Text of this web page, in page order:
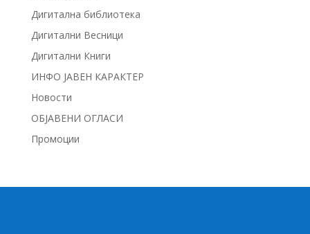
Дигитална библиотека
Дигитални Весници
Дигитални Книги
ИНФО ЈАВЕН КАРАКТЕР
Новости
ОБЈАВЕНИ ОГЛАСИ
Промоции